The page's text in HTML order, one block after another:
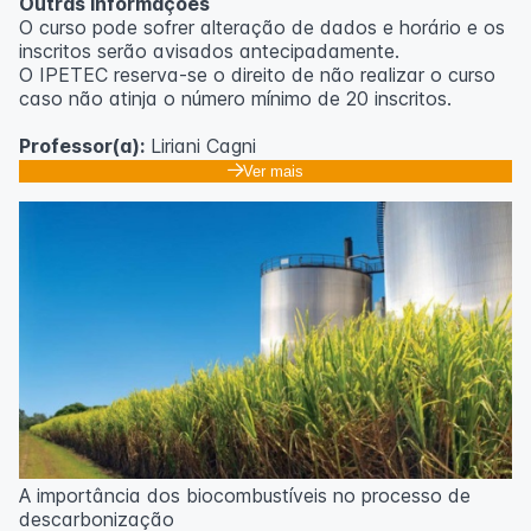
O curso pode sofrer alteração de dados e horário e os
inscritos serão avisados ​​antecipadamente.
O IPETEC reserva-se o direito de não realizar o curso
caso não atinja o número mínimo de 20 inscritos.
Professor(a): Liriani Cagni
Ver mais
A importância dos biocombustíveis no processo de
descarbonização